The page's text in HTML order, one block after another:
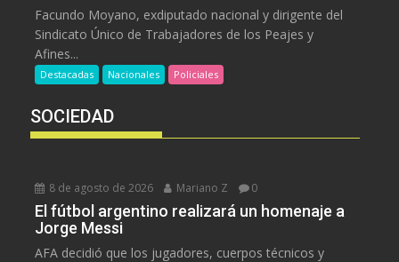
Facundo Moyano, exdiputado nacional y dirigente del
Sindicato Único de Trabajadores de los Peajes y
Afines...
Destacadas Nacionales Policiales
SOCIEDAD
8 de agosto de 2026 Mariano Z 0
El fútbol argentino realizará un homenaje a
Jorge Messi
AFA decidió que los jugadores, cuerpos técnicos y